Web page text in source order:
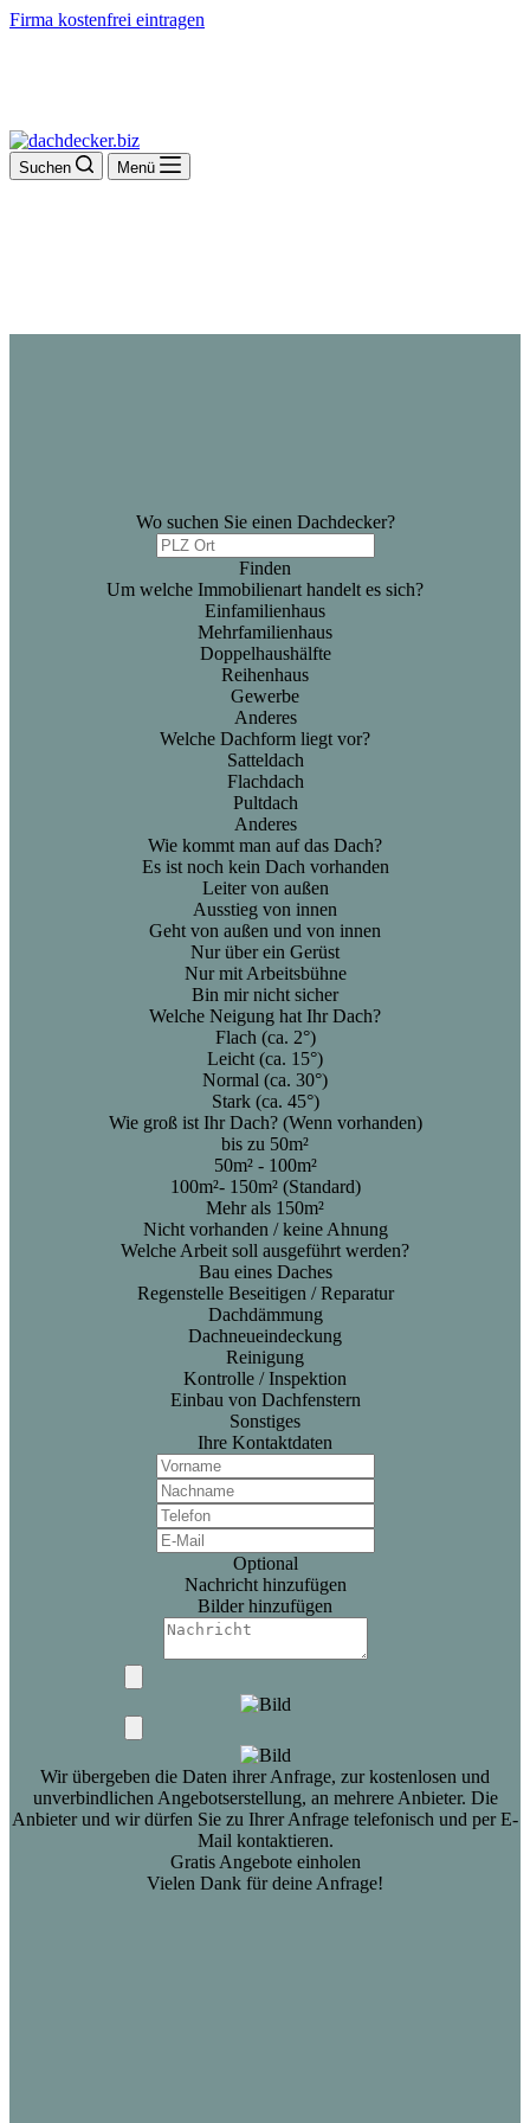
Firma kostenfrei eintragen
Suchen Menü
Wo suchen Sie einen Dachdecker?
Finden
Um welche Immobilienart handelt es sich?
Einfamilienhaus
Mehrfamilienhaus
Doppelhaushälfte
Reihenhaus
Gewerbe
Anderes
Welche Dachform liegt vor?
Satteldach
Flachdach
Pultdach
Anderes
Wie kommt man auf das Dach?
Es ist noch kein Dach vorhanden
Leiter von außen
Ausstieg von innen
Geht von außen und von innen
Nur über ein Gerüst
Nur mit Arbeitsbühne
Bin mir nicht sicher
Welche Neigung hat Ihr Dach?
Flach (ca. 2°)
Leicht (ca. 15°)
Normal (ca. 30°)
Stark (ca. 45°)
Wie groß ist Ihr Dach? (Wenn vorhanden)
bis zu 50m²
50m² - 100m²
100m²- 150m² (Standard)
Mehr als 150m²
Nicht vorhanden / keine Ahnung
Welche Arbeit soll ausgeführt werden?
Bau eines Daches
Regenstelle Beseitigen / Reparatur
Dachdämmung
Dachneueindeckung
Reinigung
Kontrolle / Inspektion
Einbau von Dachfenstern
Sonstiges
Ihre Kontaktdaten
Optional
Nachricht hinzufügen
Bilder hinzufügen
Wir übergeben die Daten ihrer Anfrage, zur kostenlosen und
unverbindlichen Angebotserstellung, an mehrere Anbieter. Die
Anbieter und wir dürfen Sie zu Ihrer Anfrage telefonisch und per E-
Mail kontaktieren.
Gratis Angebote einholen
Vielen Dank für deine Anfrage!